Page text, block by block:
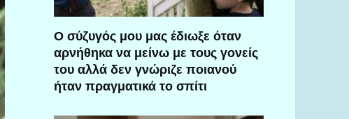
Ο σύζυγός μου μας έδιωξε όταν
αρνήθηκα να μείνω με τους γονείς
του αλλά δεν γνώριζε ποιανού
ήταν πραγματικά το σπίτι